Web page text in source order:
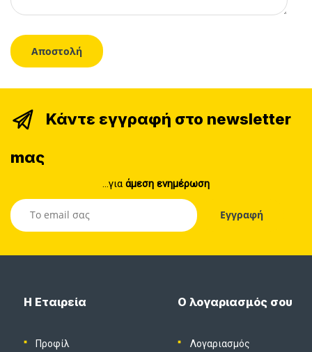
Κάντε εγγραφή στο newsletter
mας
...για άμεση ενημέρωση
Η Εταιρεία
Προφίλ
Ο λογαριασμός σου
Λογαριασμός